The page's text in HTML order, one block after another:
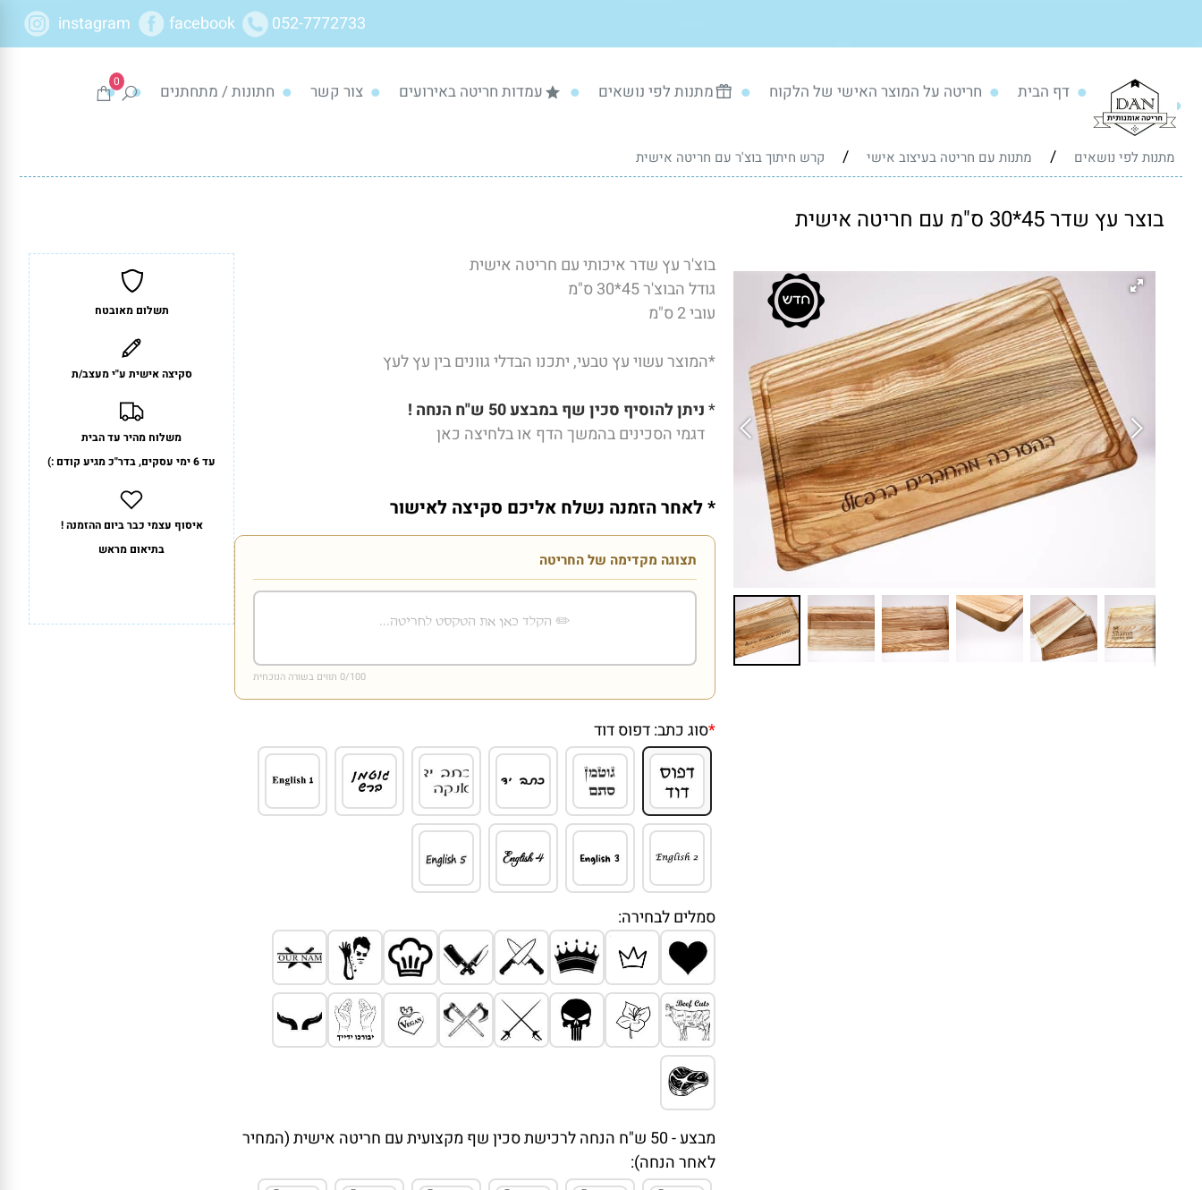
052-7772733
instagram
0 דף הבית חריטה על המוצר האישי של הלקוח מתנות לפי נושאים עמדות חריטה באירועים צור קשר חתונות / מתחתנים
מתנות לפי נושאים / מתנות עם חריטה בעיצוב אישי / קרש חיתוך בוצ'ר עם חריטה אישית
בוצר עץ שדר 45*30 ס"מ עם חריטה אישית
בוצ'ר עץ שדר איכותי עם חריטה אישית
גודל הבוצ'ר 45*30 ס"מ
עובי 2 ס"מ
*המוצר עשוי עץ טבעי, יתכנו הבדלי גוונים בין עץ לעץ
*ניתן להוסיף סכין שף במבצע 50 ש"ח הנחה !
דגמי הסכינים בהמשך הדף אובלחיצה כאן
* לאחר הזמנה נשלח אליכם סקיצה לאישור
תצוגה מקדימה של החריטה
0/100 תווים בשורה הנוכחית
*סוג כתב:דפוס דוד
סמלים לבחירה:
מבצע - 50 ש"ח הנחה לרכישת סכין שף מקצועית עם חריטה אישית (המחיר
לאחר הנחה):
תשלום מאובטח
סקיצה אישית ע"י מעצב/ת
משלוח מהיר עד הבית
עד 6 ימי עסקים, בדר"כ מגיע קודם :)
איסוף עצמי כבר ביום ההזמנה !
בתיאום מראש